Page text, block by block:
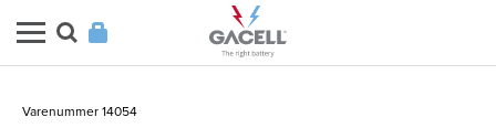
Varenummer 14054